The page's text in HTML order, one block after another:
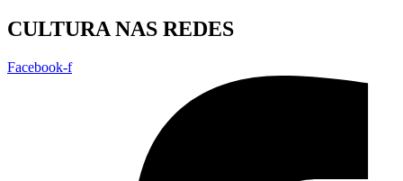
CULTURA NAS REDES
Facebook-f